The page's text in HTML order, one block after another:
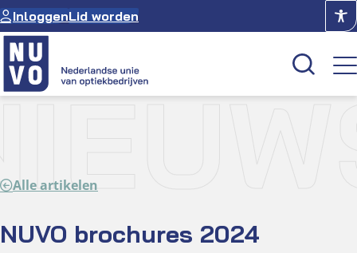
Ga
naar
de
inhoud
InloggenLid worden
Over NUVO
Alle artikelen
NUVO brochures 2024